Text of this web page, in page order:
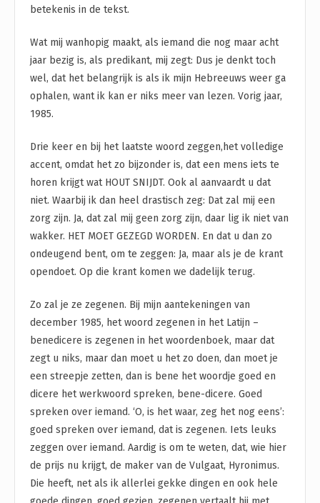
betekenis in de tekst.
Wat mij wanhopig maakt, als iemand die nog maar acht
jaar bezig is, als predikant, mij zegt: Dus je denkt toch
wel, dat het belangrijk is als ik mijn Hebreeuws weer ga
ophalen, want ik kan er niks meer van lezen. Vorig jaar,
1985.
Drie keer en bij het laatste woord zeggen,het volledige
accent, omdat het zo bijzonder is, dat een mens iets te
horen krijgt wat HOUT SNIJDT. Ook al aanvaardt u dat
niet. Waarbij ik dan heel drastisch zeg: Dat zal mij een
zorg zijn. Ja, dat zal mij geen zorg zijn, daar lig ik niet van
wakker. HET MOET GEZEGD WORDEN. En dat u dan zo
ondeugend bent, om te zeggen: Ja, maar als je de krant
opendoet. Op die krant komen we dadelijk terug.
Zo zal je ze zegenen. Bij mijn aantekeningen van
december 1985, het woord zegenen in het Latijn –
benedicere is zegenen in het woordenboek, maar dat
zegt u niks, maar dan moet u het zo doen, dan moet je
een streepje zetten, dan is bene het woordje goed en
dicere het werkwoord spreken, bene-dicere. Goed
spreken over iemand. ‘O, is het waar, zeg het nog eens’:
goed spreken over iemand, dat is zegenen. Iets leuks
zeggen over iemand. Aardig is om te weten, dat, wie hier
de prijs nu krijgt, de maker van de Vulgaat, Hyronimus.
Die heeft, net als ik allerlei gekke dingen en ook hele